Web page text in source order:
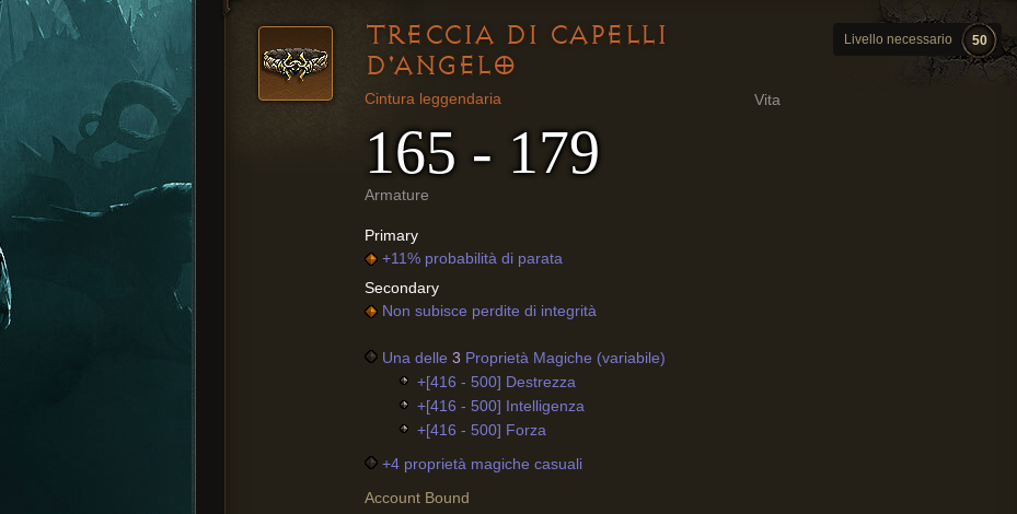
Livello necessario 50
TRECCIA DI CAPELLI
D'ANGELO
Vita
Cintura leggendaria
165 - 179
Armature
Primary
+11% probabilità di parata
Secondary
Non subisce perdite di integrità
Una delle 3 Proprietà Magiche (variabile)
+[416 - 500] Destrezza
+[416 - 500] Intelligenza
+[416 - 500] Forza
+4 proprietà magiche casuali
Account Bound